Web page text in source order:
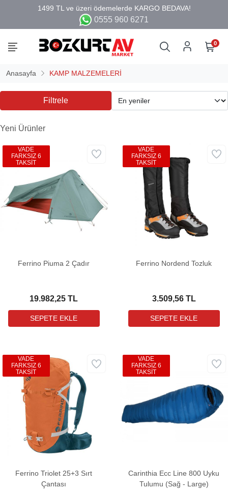
0555 960 6271
0
Anasayfa KAMP MALZEMELERİ
Filtrele
Yeni Ürünler
Ferrino Piuma 2 Çadır
19.982,25 TL
VADE
FARKSIZ 6
TAKSİT
Ferrino Nordend Tozluk
3.509,56 TL
VADE
FARKSIZ 6
TAKSİT
Ferrino Triolet 25+3 Sırt
Çantası
VADE
FARKSIZ 6
TAKSİT
Carinthia Ecc Line 800 Uyku
Tulumu (Sağ - Large)
VADE
FARKSIZ 6
TAKSİT